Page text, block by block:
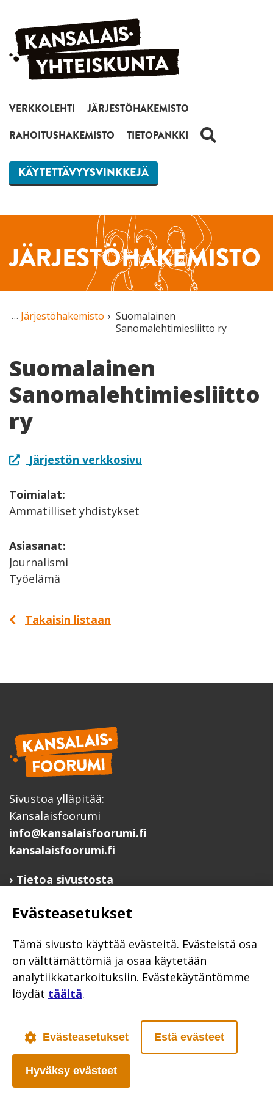
Siirry sisältöön
VERKKOLEHTI
JÄRJESTÖHAKEMISTO
RAHOITUSHAKEMISTO
TIETOPANKKI HAKU
KÄYTETTÄVYYSVINKKEJÄ
JÄRJESTÖHAKEMISTO
Järjestöhakemisto
Suomalainen
Sanomalehtimiesliitto ry
Suomalainen
Sanomalehtimiesliitto
ry
Järjestön verkkosivu
Toimialat:
Ammatilliset yhdistykset
Asiasanat:
Journalismi
Työelämä
Takaisin listaan
Sivustoa ylläpitää:
Kansalaisfoorumi
info@kansalaisfoorumi.fi
kansalaisfoorumi.fi
Tietoa sivustosta
Ilmoita järjestösi järjestöhakemistoon
Järjestötietäjä-testi
Anna palautetta
Saavutettavuusseloste
Evästekäytännöt
Poutapilvi web design
Evästeasetukset
Tämä sivusto käyttää evästeitä. Evästeistä osa
on välttämättömiä ja osaa käytetään
analytiikkatarkoituksiin. Evästekäytäntömme
löydät täältä.
Evästeasetukset Estä evästeet
Hyväksy evästeet